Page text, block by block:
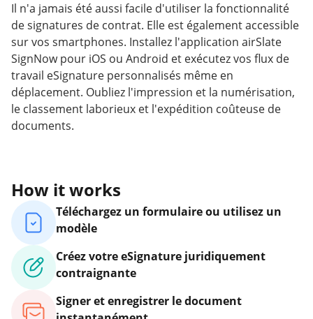
Il n'a jamais été aussi facile d'utiliser la fonctionnalité
de signatures de contrat. Elle est également accessible
sur vos smartphones. Installez l'application airSlate
SignNow pour iOS ou Android et exécutez vos flux de
travail eSignature personnalisés même en
déplacement. Oubliez l'impression et la numérisation,
le classement laborieux et l'expédition coûteuse de
documents.
How it works
Téléchargez un formulaire ou utilisez un
modèle
Créez votre eSignature juridiquement
contraignante
Signer et enregistrer le document